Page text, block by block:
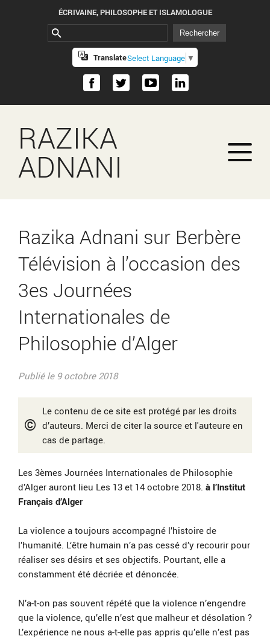
ÉCRIVAINE, PHILOSOPHE ET ISLAMOLOGUE
TranslateSelect Language ▼
RAZIKA
ADNANI
Razika Adnani sur Berbère
Télévision à l’occasion des
3es Journées
Internationales de
Philosophie d’Alger
Publié le 9 octobre 2018
©
Le contenu de ce site est protégé par les droits
d’auteurs. Merci de citer la source et l'auteure en
cas de partage.
Les 3èmes Journées Internationales de Philosophie
d’Alger auront lieu Les 13 et 14 octobre 2018. à l’Institut
Français d’Alger
La violence a toujours accompagné l’histoire de
l’humanité. L‘être humain n’a pas cessé d’y recourir pour
réaliser ses désirs et ses objectifs. Pourtant, elle a
constamment été décriée et dénoncée.
N’a-t-on pas souvent répété que la violence n’engendre
que la violence, qu’elle n’est que malheur et désolation ?
L’expérience ne nous a-t-elle pas appris qu’elle n’est pas